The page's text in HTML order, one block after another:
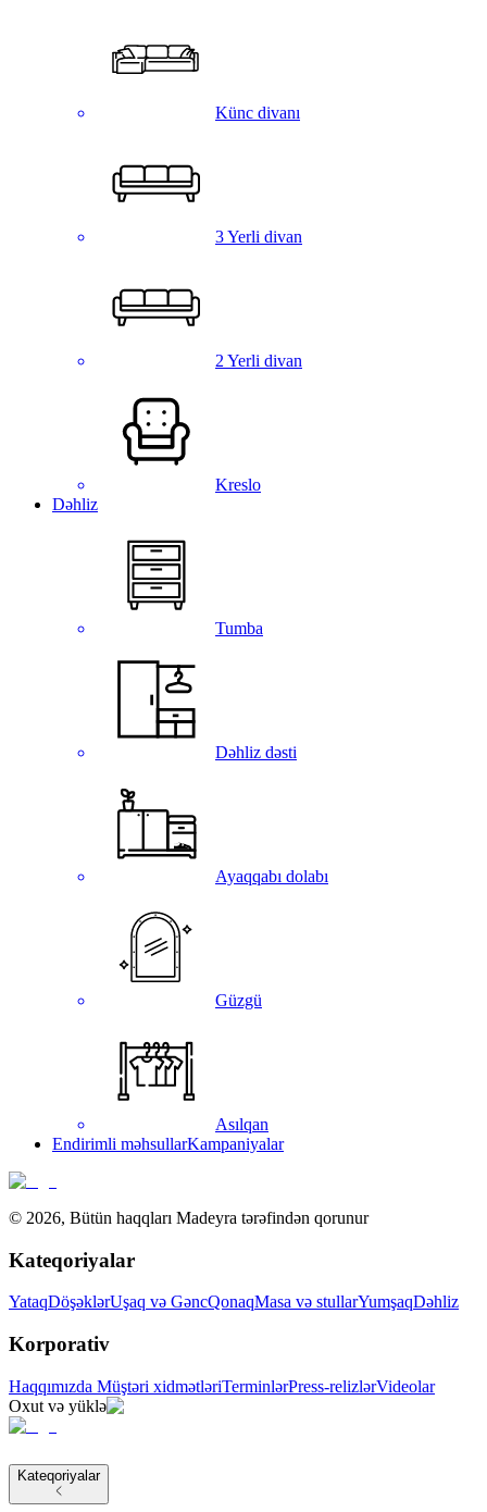
Künc divanı
3 Yerli divan
2 Yerli divan
Kreslo
Dəhliz
Tumba
Dəhliz dəsti
Ayaqqabı dolabı
Güzgü
Asılqan
Endirimli məhsullarKampaniyalar
© 2026, Bütün haqqları Madeyra tərəfindən qorunur
Kateqoriyalar
YataqDöşəklərUşaq və GəncQonaqMasa və stullarYumşaqDəhliz
Korporativ
Haqqımızda Müştəri xidmətləriTerminlərPress-relizlərVideolar
Oxut və yüklə
Kateqoriyalar